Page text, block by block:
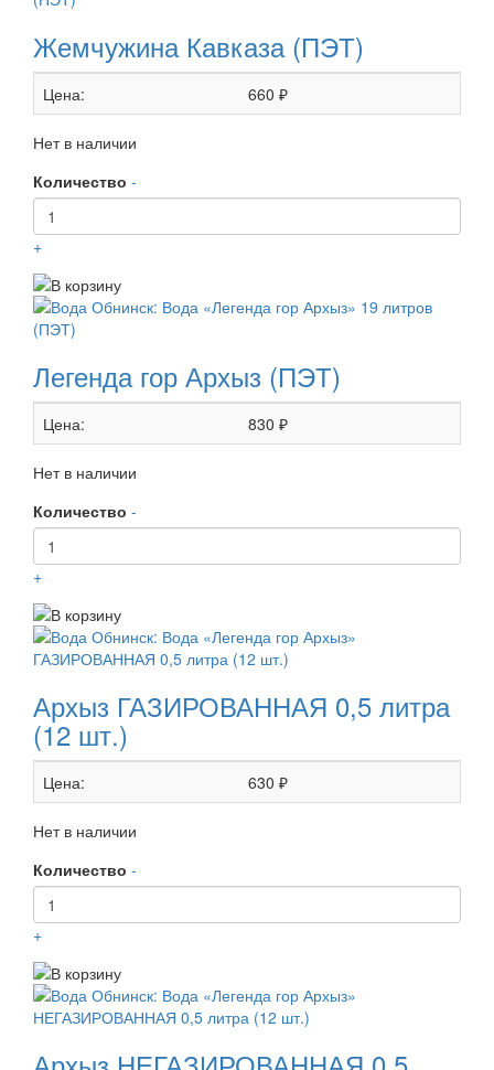
Жемчужина Кавказа (ПЭТ)
Цена: 660 ₽
Нет в наличии
Количество -
+
Легенда гор Архыз (ПЭТ)
Цена: 830 ₽
Нет в наличии
Количество -
+
Архыз ГАЗИРОВАННАЯ 0,5 литра
(12 шт.)
Цена: 630 ₽
Нет в наличии
Количество -
+